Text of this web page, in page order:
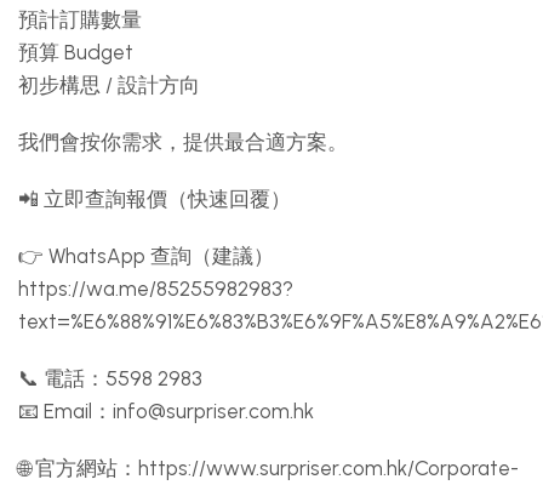
預計訂購數量
預算 Budget
初步構思 / 設計方向
我們會按你需求，提供最合適方案。
📲 立即查詢報價（快速回覆）
👉 WhatsApp 查詢（建議）
https://wa.me/85255982983?
📞 電話：5598 2983
📧 Email： info@surpriser.com.hk
🌐 官方網站：https://www.surpriser.com.hk/Corporate-